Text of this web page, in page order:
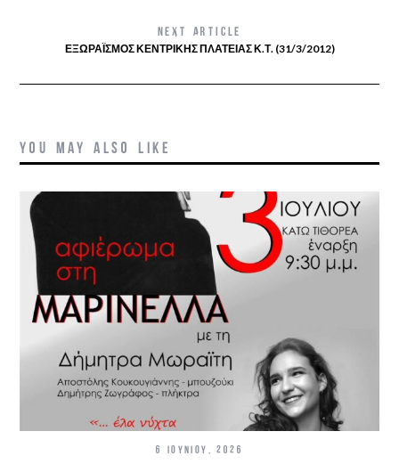
NEXT ARTICLE
ΕΞΩΡΑΪΣΜΌΣ ΚΕΝΤΡΙΚΉΣ ΠΛΑΤΕΊΑΣ Κ.Τ. (31/3/2012)
YOU MAY ALSO LIKE
6 ΙΟΥΝΊΟΥ, 2026